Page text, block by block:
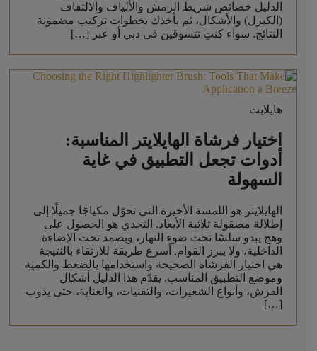
الدليل خصائص شريط الرمش والألياف والالتفاف
(الكيرل) والأشكال، ثم يأخذك بخطوات تركيب مضمونة
النتائج. سواء كنتِ تتسوقين في دبي أو عبر […]
هايلايت
اختيار فرشاة الهايلايتر المناسبة:
أدوات تجعل التطبيق في غاية
السهولة
الهايلايتر هو اللمسة الأخيرة التي تحوّل مكياجًا جميلًا إلى
إطلالة مصقولة ثلاثية الأبعاد. التحدي هو الحصول على
وهج يبدو سلسًا تحت ضوء النهار، ويصمد تحت الإضاءة
الداخلية، ولا يبرز القوام. أسرع طريقة للارتقاء بالنتيجة
هي اختيار الفرشاة الصحيحة واستخدامها بالضغط والكمية
وموضع التطبيق المناسب. يقدّم هذا الدليل أشكال
الفرش، وأنواع الشعيرات، والتقنيات، والعناية، حتى يذوب
[…]